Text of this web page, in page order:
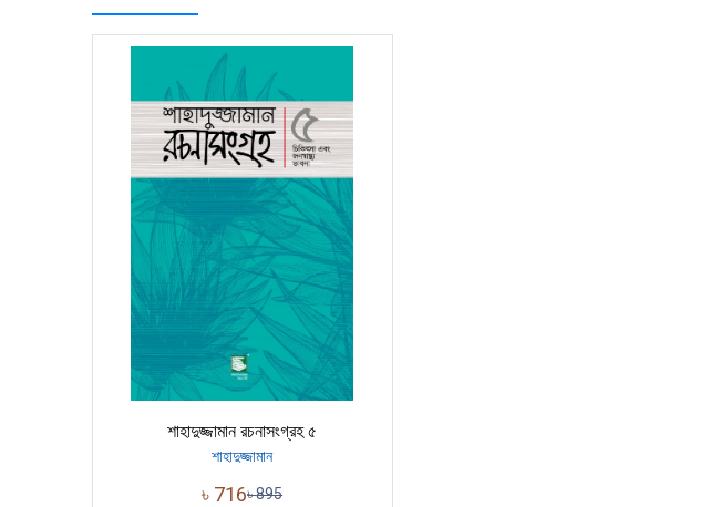
শাহাদুজ্জামান রচনাসংগ্রহ ৫
শাহাদুজ্জামান
৳ 716৳895